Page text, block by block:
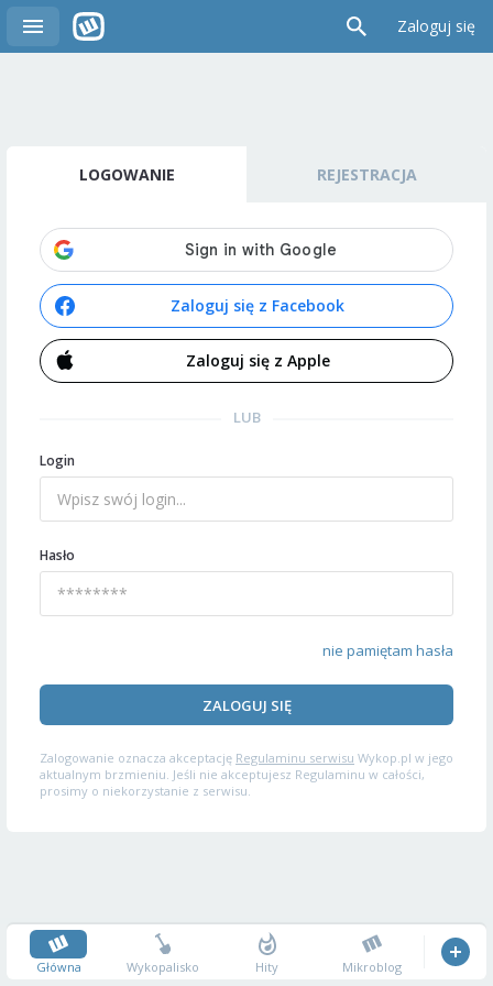
Zaloguj się
LOGOWANIE REJESTRACJA
Zaloguj się z Facebook
Zaloguj się z Apple
LUB
Login
Hasło
nie pamiętam hasła
ZALOGUJ SIĘ
Zalogowanie oznacza akceptację Regulaminu serwisu Wykop.pl w jego
aktualnym brzmieniu. Jeśli nie akceptujesz Regulaminu w całości,
prosimy o niekorzystanie z serwisu.
Główna Wykopalisko Hity Mikroblog